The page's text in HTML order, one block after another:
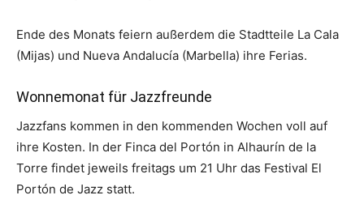
Ende des Monats feiern außerdem die Stadtteile La Cala
(Mijas) und Nueva Andalucía (Marbella) ihre Ferias.
Wonnemonat für Jazzfreunde
Jazzfans kommen in den kommenden Wochen voll auf
ihre Kosten. In der Finca del Portón in Alhaurín de la
Torre findet jeweils freitags um 21 Uhr das Festival El
Portón de Jazz statt.